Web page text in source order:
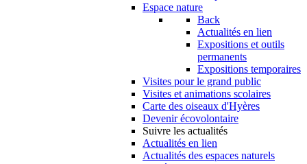
Espace nature
Back
Actualités en lien
Expositions et outils
permanents
Expositions temporaires
Visites pour le grand public
Visites et animations scolaires
Carte des oiseaux d'Hyères
Devenir écovolontaire
Suivre les actualités
Actualités en lien
Actualités des espaces naturels